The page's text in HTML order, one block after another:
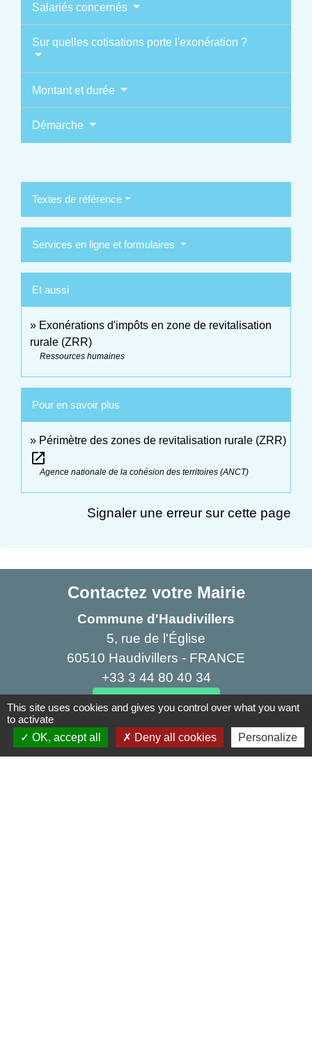
Salariés concernés
Sur quelles cotisations porte l'exonération ?
Montant et durée
Démarche
Textes de référence
Services en ligne et formulaires
Et aussi
Exonérations d'impôts en zone de revitalisation
rurale (ZRR)
Ressources humaines
Pour en savoir plus
Périmètre des zones de revitalisation rurale (ZRR)
open_in_new
Agence nationale de la cohésion des territoires (ANCT)
Signaler une erreur sur cette page
Contactez votre Mairie
Commune d'Haudivillers
5, rue de l'Église
60510 Haudivillers - FRANCE
+33 3 44 80 40 34
Liens
This site uses cookies and gives you control over what you want
to activate
OK, accept all
Deny all cookies Personalize